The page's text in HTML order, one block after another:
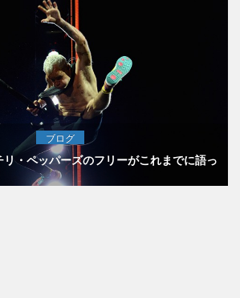
ブログ
・ペッパーズのフリーがこれまでに語っ